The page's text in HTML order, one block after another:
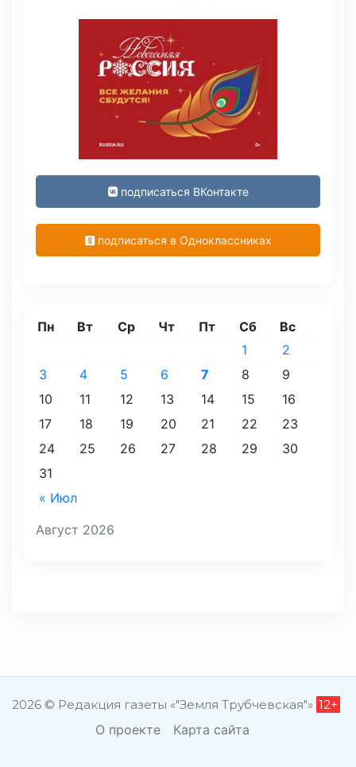
подписаться ВКонтакте
подписаться в Одноклассниках
Август 2026
Пн Вт Ср Чт Пт Сб Вс
« Июл
1
2
3
4 5 6 7 8
9
10
11 12 13 14 15
16
17
18 19 20 21 22
23
24
25 26 27 28 29
30
31
2026 © Редакция газеты «"Земля Трубчевская"» 12+
О проекте Карта сайта